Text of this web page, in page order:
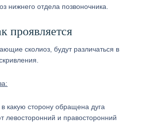
нижнего отдела позвоночника.
проявляется
сколиоз, будут различаться в
в какую сторону обращена дуга
левосторонний и правосторонний